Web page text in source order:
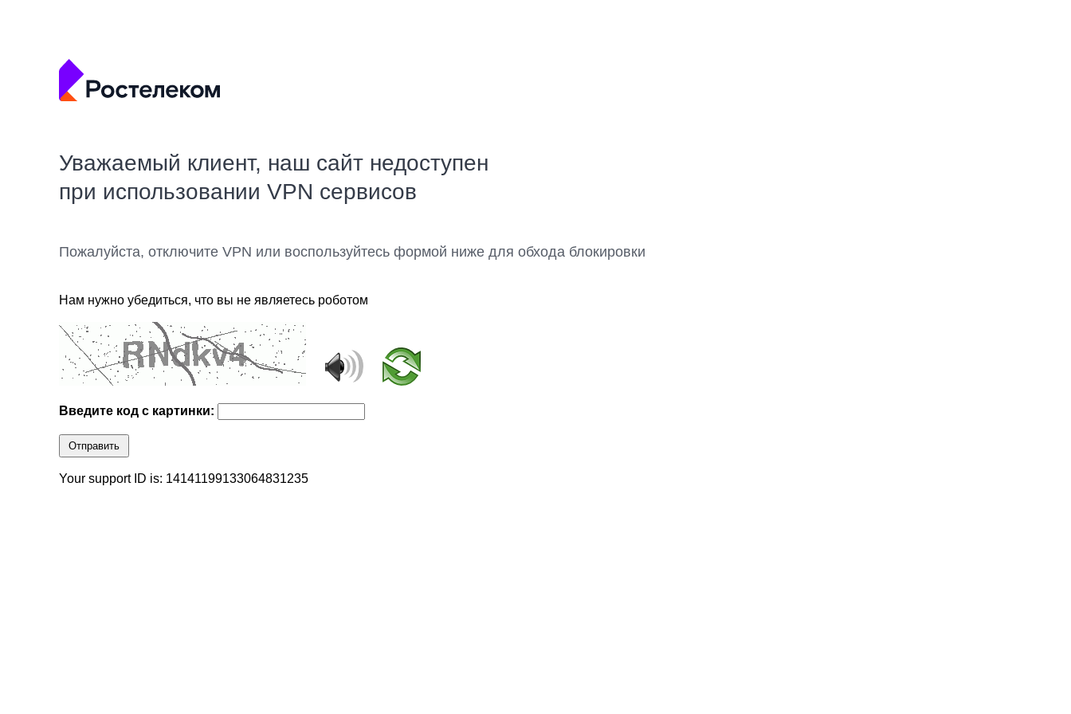
Уважаемый клиент, наш сайт недоступен
при использовании VPN сервисов
Пожалуйста, отключите VPN или воспользуйтесь формой ниже для обхода блокировки
Нам нужно убедиться, что вы не являетесь роботом
Введите код с картинки:
Отправить
Your support ID is: 14141199133064831235